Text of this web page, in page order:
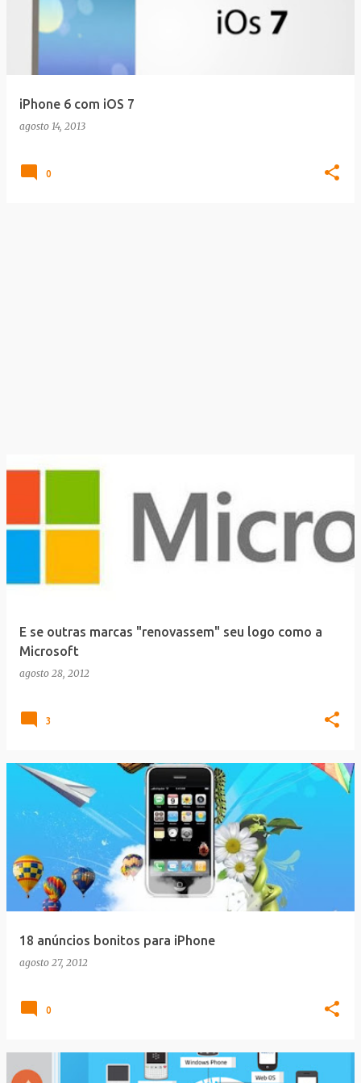
iPhone 6 com iOS 7
agosto 14, 2013
0
E se outras marcas "renovassem" seu logo como a
Microsoft
agosto 28, 2012
3
18 anúncios bonitos para iPhone
agosto 27, 2012
0